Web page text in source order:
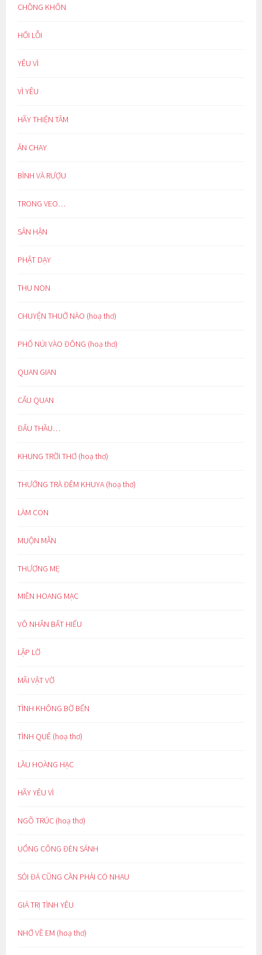
CHỒNG KHÔN
HỐI LỖI
YÊU VÌ
VÌ YÊU
HÃY THIỆN TÂM
ĂN CHAY
BÌNH VÀ RƯỢU
TRONG VEO…
SÂN HẬN
PHẬT DẠY
THU NON
CHUYỆN THUỞ NÀO (hoạ thơ)
PHỐ NÚI VÀO ĐÔNG (hoạ thơ)
QUAN GIAN
CẨU QUAN
ĐẤU THẦU…
KHUNG TRỜI THƠ (hoạ thơ)
THƯỞNG TRÀ ĐÊM KHUYA (hoạ thơ)
LÀM CON
MUỘN MẰN
THƯƠNG MẸ
MIỀN HOANG MẠC
VÔ NHÂN BẤT HIẾU
LẬP LỜ
MÃI VẬT VỜ
TÌNH KHÔNG BỜ BẾN
TÌNH QUÊ (hoạ thơ)
LẦU HOÀNG HẠC
HÃY YÊU VÌ
NGÕ TRÚC (hoạ thơ)
UỔNG CÔNG ĐÈN SÁNH
SỎI ĐÁ CŨNG CẦN PHẢI CÓ NHAU
GIÁ TRỊ TÌNH YÊU
NHỚ VỀ EM (hoạ thơ)